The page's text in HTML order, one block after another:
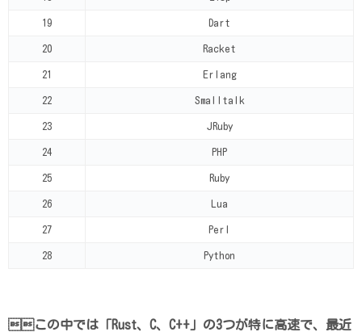
19 Dart
20 Racket
21 Erlang
22 Smalltalk
23 JRuby
24 PHP
25 Ruby
26 Lua
27 Perl
28 Python
この中では「Rust、C、C++」の3つが特に高速で、最近